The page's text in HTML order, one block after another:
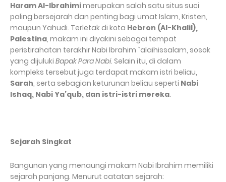
Haram Al-Ibrahimimerupakan salah satu situs suci
paling bersejarah dan penting bagi umat Islam, Kristen,
maupun Yahudi. Terletak di kota Hebron (Al-Khalil),
Palestina, makam ini diyakini sebagai tempat
peristirahatan terakhir Nabi Ibrahim `alaihissalam, sosok
yang dijuluki Bapak Para Nabi. Selain itu, di dalam
kompleks tersebut juga terdapat makam istri beliau,
Sarah, serta sebagian keturunan beliau seperti Nabi
Ishaq, Nabi Ya’qub, dan istri-istri mereka.
Sejarah Singkat
Bangunan yang menaungi makam Nabi Ibrahim memiliki
sejarah panjang. Menurut catatan sejarah: